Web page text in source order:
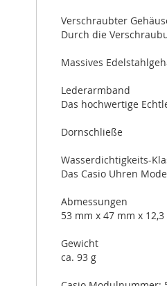
Verschraubter
Durch die
Massives
Lederarmband
Das hochwertige
Dornschließe
Wasserdichtigkeits-
Das Casio Uhren
Abmessungen
53 mm x 47 mm x 12,3
Gewicht
ca. 93 g